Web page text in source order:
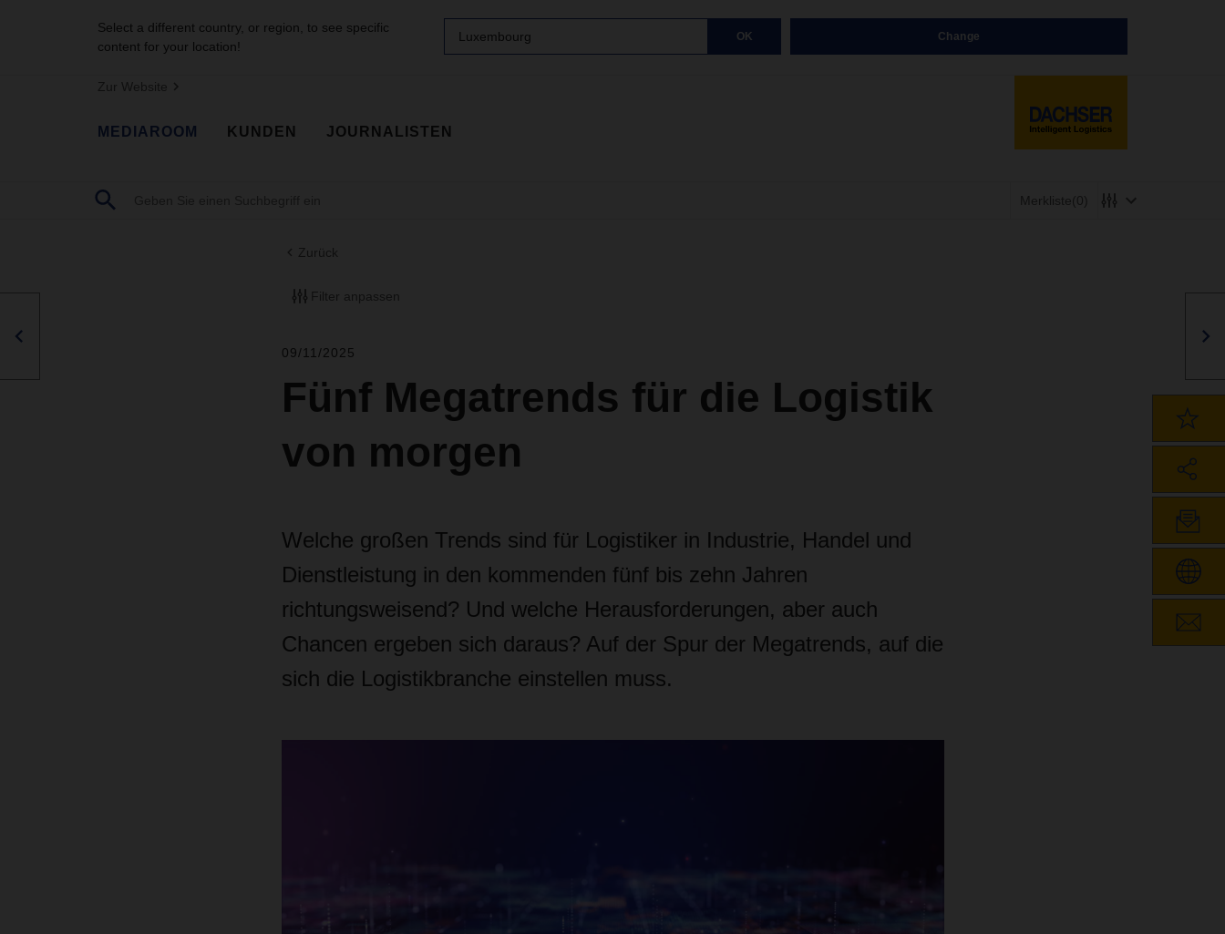
Select a different country, or region, to see specific
content for your location!
Luxembourg OK Change
Zur Website
MEDIAROOM KUNDEN JOURNALISTEN
Merkliste(0)
Zurück
Filter anpassen
09/11/2025
Fünf Megatrends für die Logistik
von morgen
Welche großen Trends sind für Logistiker in Industrie, Handel und
Dienstleistung in den kommenden fünf bis zehn Jahren
richtungsweisend? Und welche Herausforderungen, aber auch
Chancen ergeben sich daraus? Auf der Spur der Megatrends, auf die
sich die Logistikbranche einstellen muss.